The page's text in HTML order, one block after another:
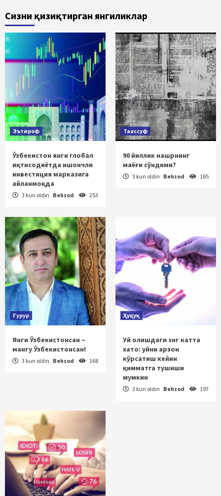
Сизни қизиқтирган янгиликлар
Эътироф
Ўзбекистон янги глобал
иқтисодиётда ишончли
инвестиция марказига
айланмоқда
3 kun oldin Behzod 253
Таассуф
90 йиллик нашрнинг
маёғи сўндими?
3 kun oldin Behzod 185
Ғурур
Янги Ўзбекистонсан –
мангу Ўзбекистонсан!
3 kun oldin Behzod 168
Ҳуқуқ
Уй олишдаги энг катта
хато: уйни арзон
кўрсатиш кейин
қимматга тушиши
мумкин
3 kun oldin Behzod 197